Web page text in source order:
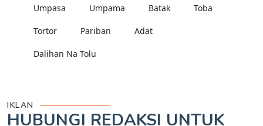
Umpasa Umpama Batak Toba
Tortor Pariban Adat
Dalihan Na Tolu
IKLAN
HUBUNGI REDAKSI UNTUK